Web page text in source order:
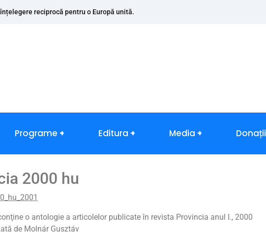
reciprocă pentru o Europă unită.
Programe Editura Media Donații
2000 hu
o antologie a articolelor publicate în revista Provincia anul I., 2000
de Molnár Gusztáv